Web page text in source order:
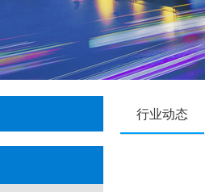
行业动态